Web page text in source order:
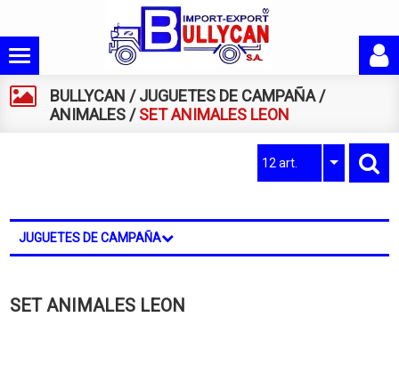
BULLYCAN /JUGUETES DE CAMPAÑA/
ANIMALES /SET ANIMALES LEON
12 art.
JUGUETES DE CAMPAÑA
SET ANIMALES LEON